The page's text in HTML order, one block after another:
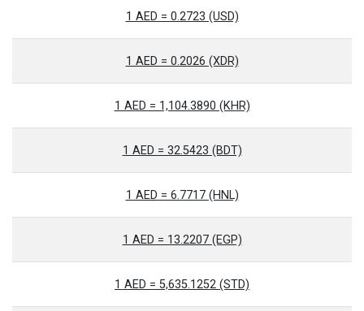
1 AED = 0.2723 (USD)
1 AED = 0.2026 (XDR)
1 AED = 1,104.3890 (KHR)
1 AED = 32.5423 (BDT)
1 AED = 6.7717 (HNL)
1 AED = 13.2207 (EGP)
1 AED = 5,635.1252 (STD)